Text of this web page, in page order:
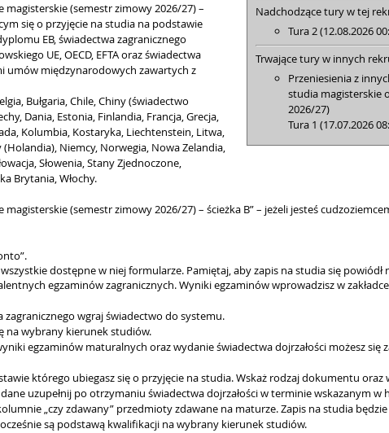
Nadchodzące tury w tej
Tura 2 (12.08.2026
Trwające tury w innych
Przeniesienia z
studia magisterskie
2026/27)
Tura 1 (17.07.2026
(semestr zimowy 2026/27) –
się o przyjęcie na studia na podstawie
EB, świadectwa zagranicznego
UE, OECD, EFTA oraz świadectwa
umów międzynarodowych zawartych z
Bułgaria, Chile, Chiny (świadectwo
Dania, Estonia, Finlandia, Francja, Grecja,
Kolumbia, Kostaryka, Liechtenstein, Litwa,
Niemcy, Norwegia, Nowa Zelandia,
Słowenia, Stany Zjednoczone,
Brytania, Włochy.
(semestr zimowy 2026/27) – ścieżka B” – jeżeli jesteś
dostępne w niej formularze. Pamiętaj, aby zapis na studia się powiódł
egzaminów zagranicznych. Wyniki egzaminów wprowadzisz w zakładce
zagranicznego wgraj świadectwo do systemu.
na wybrany kierunek studiów.
egzaminów maturalnych oraz wydanie świadectwa dojrzałości możesz się
którego ubiegasz się o przyjęcie na studia. Wskaż rodzaj dokumentu
uzupełnij po otrzymaniu świadectwa dojrzałości w terminie wskazanym
„czy zdawany” przedmioty zdawane na maturze. Zapis na studia
są podstawą kwalifikacji na wybrany kierunek studiów.